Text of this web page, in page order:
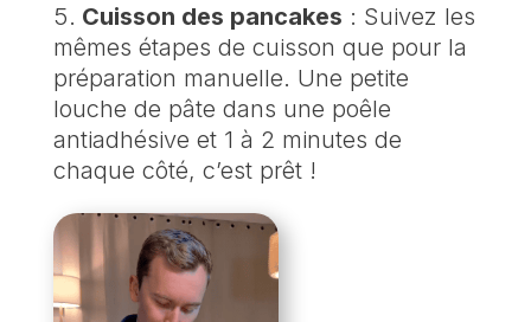
Cuisson des pancakes : Suivez les
mêmes étapes de cuisson que pour la
préparation manuelle. Une petite
louche de pâte dans une poêle
antiadhésive et 1 à 2 minutes de
chaque côté, c’est prêt !